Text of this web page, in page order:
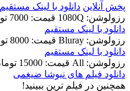
پخش آنلاین دانلود با لينک مستقيم
رزولوشن: 1080Q
قيمت: 7000 تومان
دانلود با لينک مستقيم
رزولوشن: Bluray
قيمت: 8000 تومان
دانلود با لينک مستقيم
رزولوشن: All
قيمت: 15000 تومان
دانلود فیلم های نیوشا ضیغمی
همچنين در فيلم ترين ببينيد!